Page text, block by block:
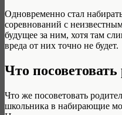
Одновременно стал
соревнований с
будущее за ним, хотя там
вреда от них точно не будет.
Что
Что же посоветовать
школьника в набирающие